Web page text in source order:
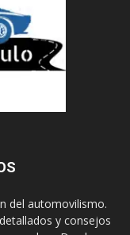
del automovilismo.
y consejos